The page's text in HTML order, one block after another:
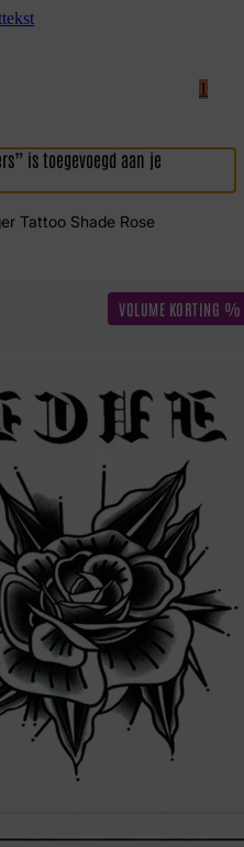
1
is toegevoegd aan je
Tattoo Shade Rose